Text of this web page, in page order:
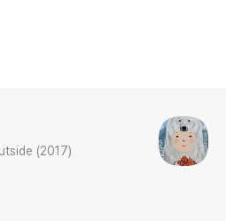
Eva Armisén Cold on the outside (2017)